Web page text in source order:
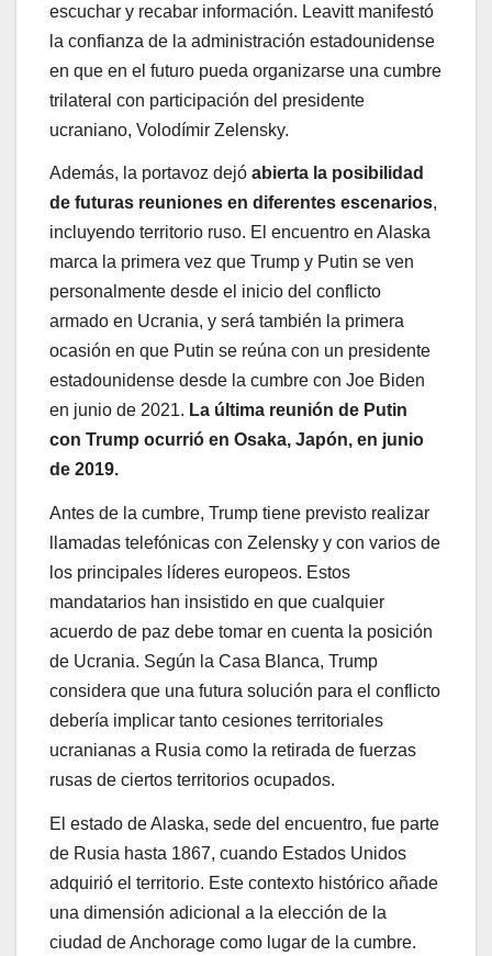
escuchar y recabar información. Leavitt manifestó
la confianza de la administración estadounidense
en que en el futuro pueda organizarse una cumbre
trilateral con participación del presidente
ucraniano, Volodímir Zelensky.
Además, la portavoz dejó abierta la posibilidad
de futuras reuniones en diferentes escenarios,
incluyendo territorio ruso. El encuentro en Alaska
marca la primera vez que Trump y Putin se ven
personalmente desde el inicio del conflicto
armado en Ucrania, y será también la primera
ocasión en que Putin se reúna con un presidente
estadounidense desde la cumbre con Joe Biden
en junio de 2021. La última reunión de Putin
con Trump ocurrió en Osaka, Japón, en junio
de 2019.
Antes de la cumbre, Trump tiene previsto realizar
llamadas telefónicas con Zelensky y con varios de
los principales líderes europeos. Estos
mandatarios han insistido en que cualquier
acuerdo de paz debe tomar en cuenta la posición
de Ucrania. Según la Casa Blanca, Trump
considera que una futura solución para el conflicto
debería implicar tanto cesiones territoriales
ucranianas a Rusia como la retirada de fuerzas
rusas de ciertos territorios ocupados.
El estado de Alaska, sede del encuentro, fue parte
de Rusia hasta 1867, cuando Estados Unidos
adquirió el territorio. Este contexto histórico añade
una dimensión adicional a la elección de la
ciudad de Anchorage como lugar de la cumbre.